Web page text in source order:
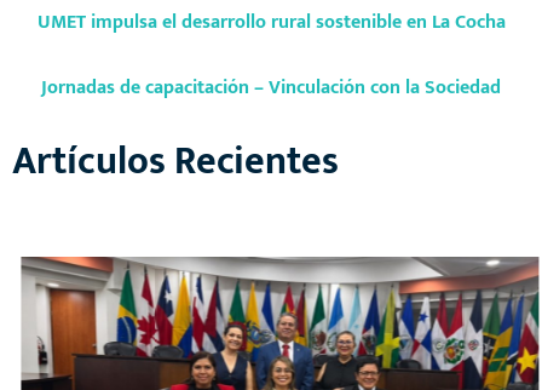
UMET impulsa el desarrollo rural sostenible en La Cocha
Jornadas de capacitación – Vinculación con la Sociedad
Artículos Recientes